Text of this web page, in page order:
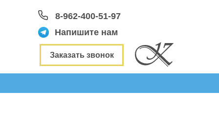
8-962-400-51-97
Напишите нам
Заказать звонок